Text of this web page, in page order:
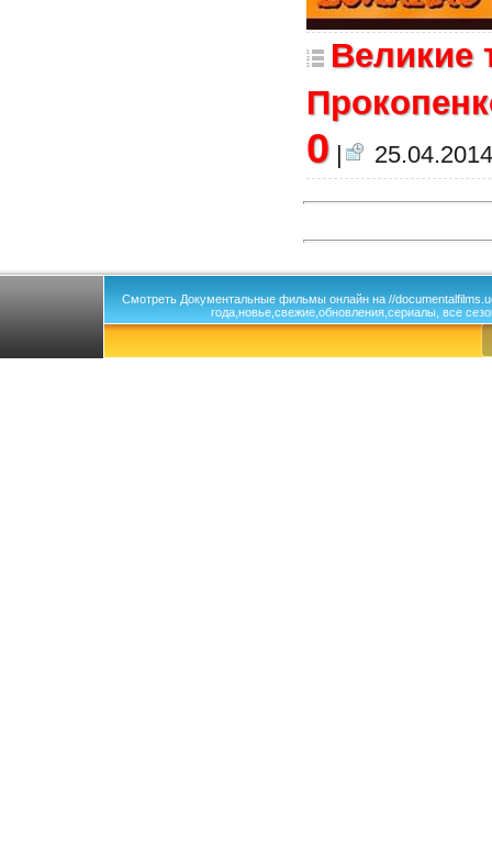
Великие
0 |
Смотреть Документальные фильмы онлайн на //
года,новье,свежие,обновления,сериалы, все